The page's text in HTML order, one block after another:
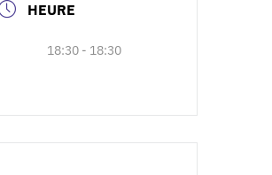
HEURE
18:30 - 18:30